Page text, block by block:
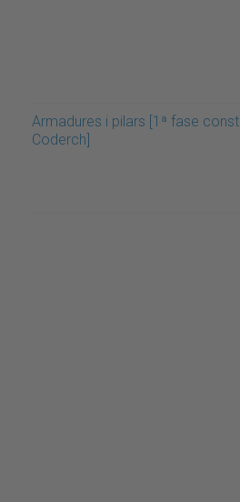
Armadures i pilars [1ª fase
Coderch]